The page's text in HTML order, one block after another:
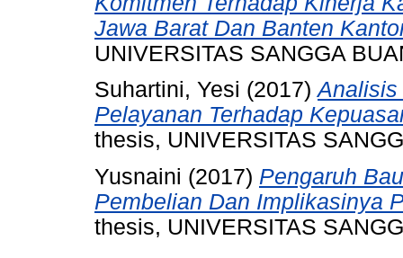
Jawa Barat Dan Banten
UNIVERSITAS SANGGA
Suhartini, Yesi (2017)Analisis
Pelayanan Terhadap
thesis, UNIVERSITAS
Yusnaini (2017) Pengaruh
Pembelian Dan Implikasinya
thesis, UNIVERSITAS